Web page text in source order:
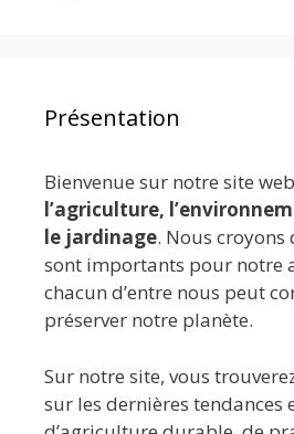
Présentation
Bienvenue sur notre site
l’agriculture,
le jardinage. Nous croyons
sont importants pour notre
chacun d’entre nous peut
préserver notre planète.
Sur notre site, vous
sur les dernières tendances